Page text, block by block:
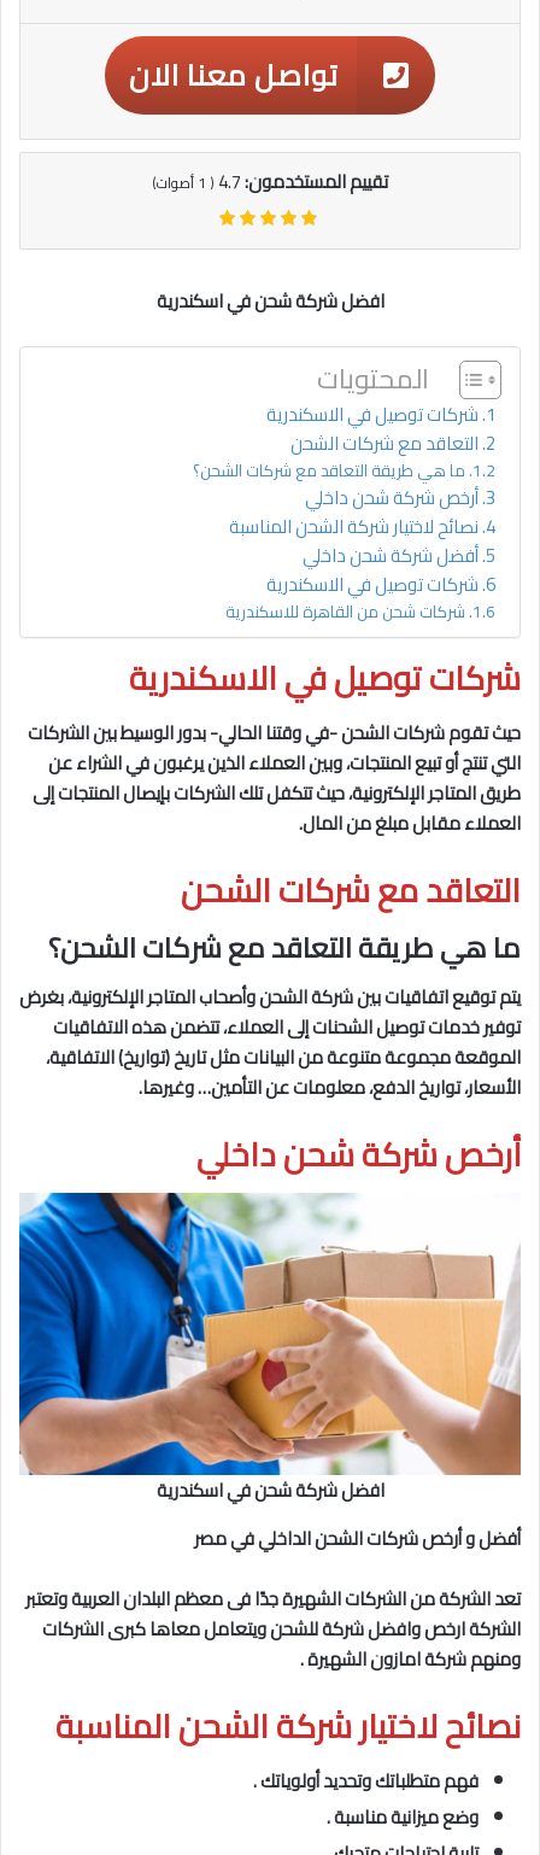
تواصل معنا الان
تقييم المستخدمون:4.7
(
1أصوات)
افضل شركة شحن في اسكندرية
المحتويات
شركات توصيل في الاسكندرية
التعاقد مع شركات الشحن
ما هي طريقة التعاقد مع شركات الشحن؟
أرخص شركة شحن داخلي
نصائح لاختيار شركة الشحن المناسبة
أفضل شركة شحن داخلي
شركات توصيل في الاسكندرية
شركات شحن من القاهرة للاسكندرية
شركات توصيل في الاسكندرية
حيث تقوم شركات الشحن -في وقتنا الحالي- بدور الوسيط بين الشركات
التي تنتج أو تبيع المنتجات، وبين العملاء الذين يرغبون في الشراء عن
طريق المتاجر الإلكترونية، حيث تتكفل تلك الشركات بإيصال المنتجات إلى
العملاء مقابل مبلغ من المال.
التعاقد مع شركات الشحن
ما هي طريقة التعاقد مع شركات الشحن؟
يتم توقيع اتفاقيات بين شركة الشحن وأصحاب المتاجر الإلكترونية، بغرض
توفير خدمات توصيل الشحنات إلى العملاء، تتضمن هذه الاتفاقيات
الموقعة مجموعة متنوعة من البيانات مثل تاريخ (تواريخ) الاتفاقية،
الأسعار، تواريخ الدفع، معلومات عن التأمين… وغيرها.
أرخص شركة شحن داخلي
افضل شركة شحن في اسكندرية
أفضل و أرخص شركات الشحن الداخلي في مصر
تعد الشركة من الشركات الشهيرة جدًا فى معظم البلدان العربية وتعتبر
الشركة ارخص وافضل شركة للشحن ويتعامل معاها كبرى الشركات
ومنهم شركة امازون الشهيرة .
نصائح لاختيار شركة الشحن المناسبة
فهم متطلباتك وتحديد أولوياتك .
وضع ميزانية مناسبة .